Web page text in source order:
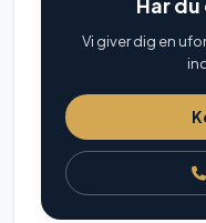
Vi giver dig en